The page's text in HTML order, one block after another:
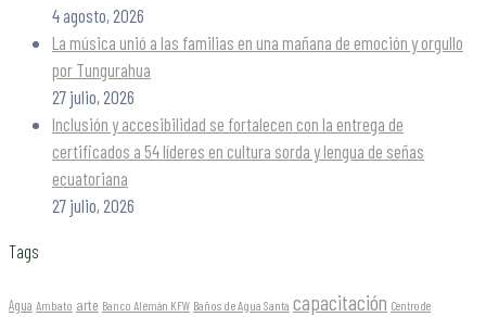
4 agosto, 2026
La música unió a las familias en una mañana de emoción y orgullo
por Tungurahua
27 julio, 2026
Inclusión y accesibilidad se fortalecen con la entrega de
certificados a 54 líderes en cultura sorda y lengua de señas
ecuatoriana
27 julio, 2026
Tags
Agua Ambato arte Banco Alemán KFW Baños de Agua Santa capacitación Centro de